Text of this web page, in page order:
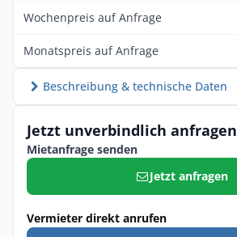
Wochenpreis auf Anfrage
Monatspreis auf Anfrage
Beschreibung & technische Daten
Jetzt unverbindlich anfragen
Mietanfrage senden
Jetzt anfragen
Vermieter direkt anrufen